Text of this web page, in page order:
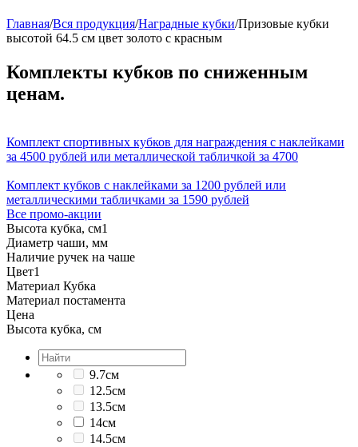
Главная/Вся продукция/Наградные кубки/Призовые кубки
высотой 64.5 см цвет золото с красным
Комплекты кубков по сниженным
ценам.
Комплект спортивных кубков для награждения с наклейками
за 4500 рублей или металлической табличкой за 4700
Комплект кубков с наклейками за 1200 рублей или
металлическими табличками за 1590 рублей
Все промо-акции
Высота кубка, см1
Диаметр чаши, мм
Наличие ручек на чаше
Цвет1
Материал Кубка
Материал постамента
Цена
Высота кубка, см
9.7см
12.5см
13.5см
14см
14.5см